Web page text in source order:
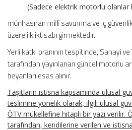
(Sadece elektrik motorlu olanlar
münhasıran millî savunma ve iç
üzere ilk iktisabı girmektedir.
Yerli katkı oranının tespitinde, Sanayi ve
tarafından yayınlanan güncel motorlu
beyanları esas alınır.
Taşıtların istisna kapsamında ulusal
teslimine yönelik olarak, ilgili ulusal
ÖTV mükellefine hitaplı bir yazı verilir.
tarafından, kendilerine verilen ve